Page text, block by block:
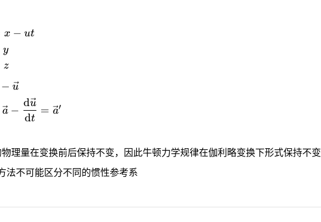
x − ut
y
z
− u
a −
dt
du
= a′
理量在变换前后保持不变，因此牛顿力学规律在伽利略变换下形式保持不变
法不可能区分不同的惯性参考系